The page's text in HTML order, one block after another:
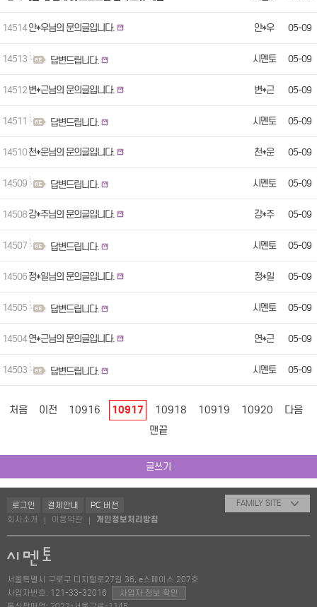
14514 안*우님의 문의글입니다. 안*우 05-09
14513 답변드립니다. 시멘토 05-09
14512 변*근님의 문의글입니다. 변*근 05-09
14511 답변드립니다. 시멘토 05-09
14510 천*운님의 문의글입니다. 천*운 05-09
14509 답변드립니다. 시멘토 05-09
14508 강*주님의 문의글입니다. 강*주 05-09
14507 답변드립니다. 시멘토 05-09
14506 정*일님의 문의글입니다. 정*일 05-09
14505 답변드립니다. 시멘토 05-09
14504 연*근님의 문의글입니다. 연*근 05-09
14503 답변드립니다. 시멘토 05-09
처음 이전 10916 10917 10918 10919 10920
다음
맨끝
글쓰기
로그인 결제안내
PC 버전
회사소개
이용약관 개인정보처리방침
FAMILY SITE
서울특별시 구로구 디지털로27길 36, e스페이스 207호
사업자번호: 121-33-32016
사업자 정보 확인